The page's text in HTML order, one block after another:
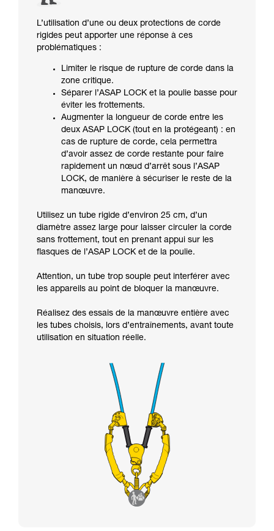
L’utilisation d’une ou deux protections de corde
rigides peut apporter une réponse à ces
problématiques :
Limiter le risque de rupture de corde dans la
zone critique.
Séparer l’ASAP LOCK et la poulie basse pour
éviter les frottements.
Augmenter la longueur de corde entre les
deux ASAP LOCK (tout en la protégeant) : en
cas de rupture de corde, cela permettra
d’avoir assez de corde restante pour faire
rapidement un nœud d’arrêt sous l’ASAP
LOCK, de manière à sécuriser le reste de la
manœuvre.
Utilisez un tube rigide d’environ 25 cm, d’un
diamètre assez large pour laisser circuler la corde
sans frottement, tout en prenant appui sur les
flasques de l’ASAP LOCK et de la poulie.
Attention, un tube trop souple peut interférer avec
les appareils au point de bloquer la manœuvre.
Réalisez des essais de la manœuvre entière avec
les tubes choisis, lors d’entraînements, avant toute
utilisation en situation réelle.